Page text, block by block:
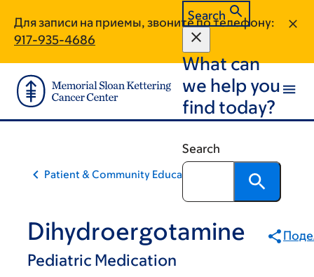
main
content
footer
Для записи на приемы, звоните по телефону:
917-935-4686
Search
What can
we help you
find today?
Search
Patient & Community Education
Dihydroergotamine
Pediatric Medication